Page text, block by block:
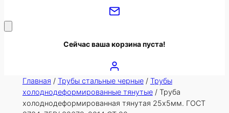
Сейчас ваша корзина пуста!
Главная / Трубы стальные черные/ Трубы
холоднодеформированные тянутые/ Труба
холоднодеформированная тянутая 25х5мм. ГОСТ